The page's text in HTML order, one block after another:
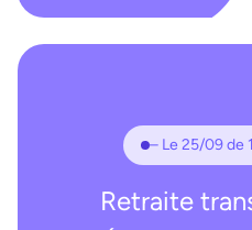
– Le 25/09 de
Retraite